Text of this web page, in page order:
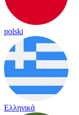
polski
Ελληνικά